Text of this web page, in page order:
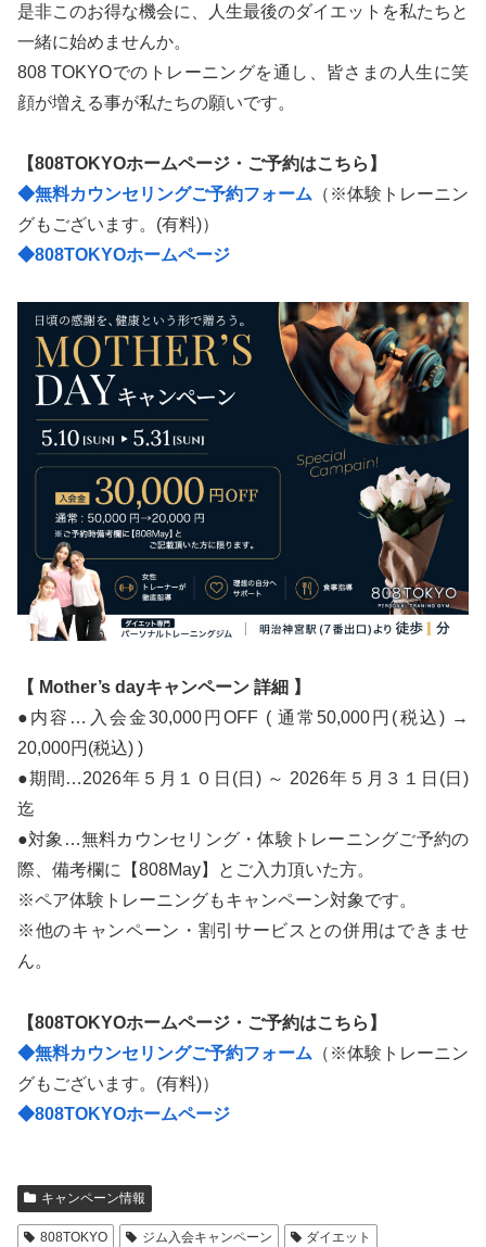
是非このお得な機会に、人生最後のダイエットを私たちと
一緒に始めませんか。
808 TOKYOでのトレーニングを通し、皆さまの人生に笑
顔が増える事が私たちの願いです。
【808TOKYOホームページ・ご予約はこちら】
◆無料カウンセリングご予約フォーム （※体験トレーニン
グもございます。(有料)）
◆808TOKYOホームページ
【 Mother’s dayキャンペーン 詳細 】
●内容…入会金30,000円OFF ( 通常50,000円(税込) →
20,000円(税込) )
●期間…2026年５月１０日(日) ～ 2026年５月３１日(日)
迄
●対象…無料カウンセリング・体験トレーニングご予約の
際、備考欄に【808May】とご入力頂いた方。
※ペア体験トレーニングもキャンペーン対象です。
※他のキャンペーン・割引サービスとの併用はできませ
ん。
【808TOKYOホームページ・ご予約はこちら】
◆無料カウンセリングご予約フォーム （※体験トレーニン
グもございます。(有料)）
◆808TOKYOホームページ
キャンペーン情報
808TOKYO ジム入会キャンペーン
ダイエット